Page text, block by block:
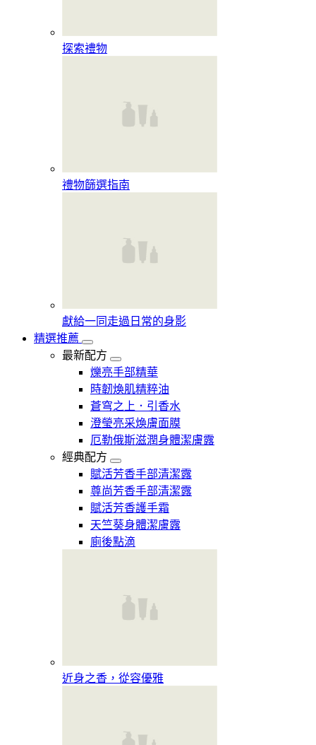
探索禮物
禮物篩選指南
獻給一同走過日常的身影
精選推薦
最新配方
爍亮手部精華
時韌煥肌精粹油
蒼穹之上．引香水
澄瑩亮采煥膚面膜
厄勒俄斯滋潤身體潔膚露
經典配方
賦活芳香手部清潔露
尊尚芳香手部清潔露
賦活芳香護手霜
天竺葵身體潔膚露
廁後點滴
近身之香，從容優雅